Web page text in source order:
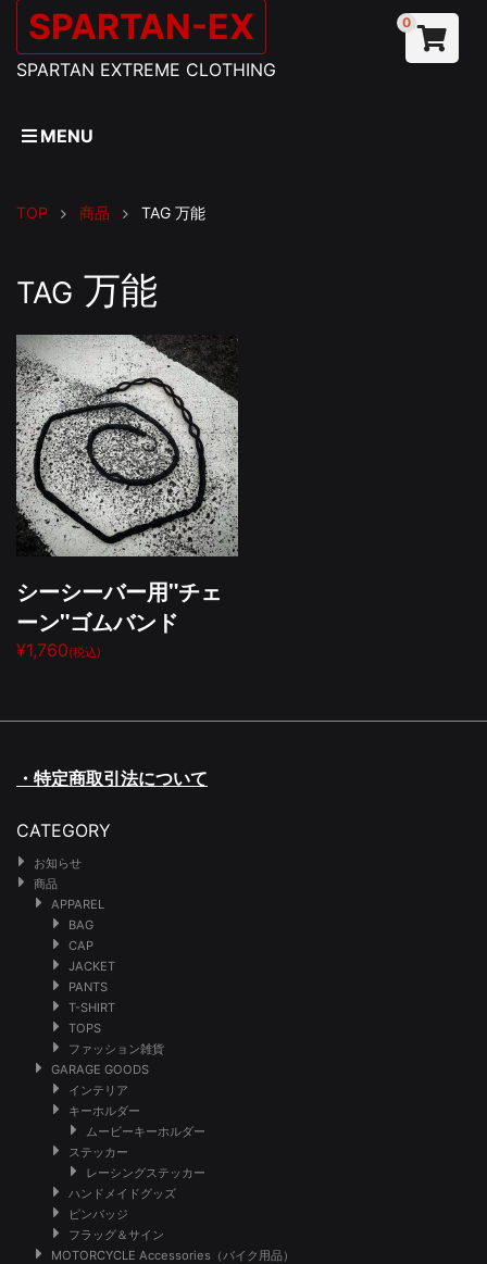
SPARTAN-EX
SPARTAN EXTREME CLOTHING
0
MENU
TOP 商品 TAG 万能
TAG 万能
シーシーバー用"チェ
ーン"ゴムバンド
¥1,760(税込)
・特定商取引法について
CATEGORY
お知らせ
商品
APPAREL
BAG
CAP
JACKET
PANTS
T-SHIRT
TOPS
ファッション雑貨
GARAGE GOODS
インテリア
キーホルダー
ムービーキーホルダー
ステッカー
レーシングステッカー
ハンドメイドグッズ
ピンバッジ
フラッグ＆サイン
MOTORCYCLE Accessories（バイク用品）